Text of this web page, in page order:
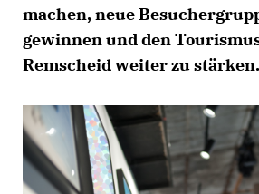
machen, neue
gewinnen und den
Remscheid weiter zu stärken.